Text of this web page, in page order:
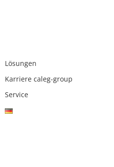
Lösungen
Karriere caleg-group
Service